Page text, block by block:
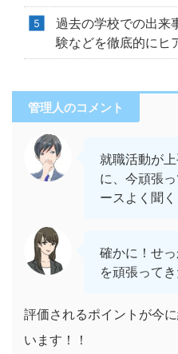
過去の学校での出来
験などを徹底的にヒ
管理人のコメント
就職活動が
に、今頑張
ースよく聞
確かに！せ
を頑張ってき
評価されるポイントが今
います！！